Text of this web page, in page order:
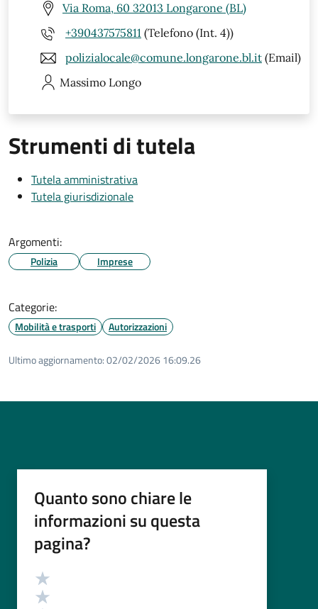
Via Roma, 60 32013 Longarone (BL)
+390437575811 (Telefono (Int. 4))
polizialocale@comune.longarone.bl.it (Email)
Massimo Longo
Strumenti di tutela
Tutela amministrativa
Tutela giurisdizionale
Argomenti:
Polizia Imprese
Categorie:
Mobilità e trasporti Autorizzazioni
Ultimo aggiornamento:02/02/2026 16:09.26
Quanto sono chiare le
informazioni su questa
pagina?
Valutazione